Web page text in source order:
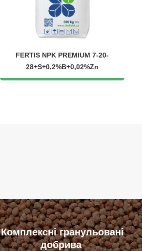
FERTIS NPK PREMIUM 7-20-
28+S+0,2%B+0,02%Zn
Комплексні гранульовані
добрива